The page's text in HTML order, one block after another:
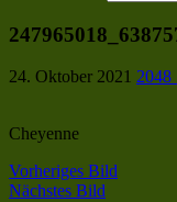
24. Oktober 2021 2048
Cheyenne
Vorheriges Bild
Nächstes Bild